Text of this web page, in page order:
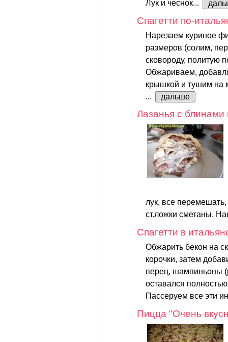
Лук и чеснок...
Спагетти по-
Нарезаем куриное
размеров (солим,
сковороду, политую
Обжариваем,
крышкой и тушим на
...
дальше
Лазанья с блинами
лук, все
ст.ложки сметаны.
Спагетти в
Обжарить бекон на
корочки, затем
перец, шампиньоны
оставался
Пассеруем все эти
Пицца "Очень